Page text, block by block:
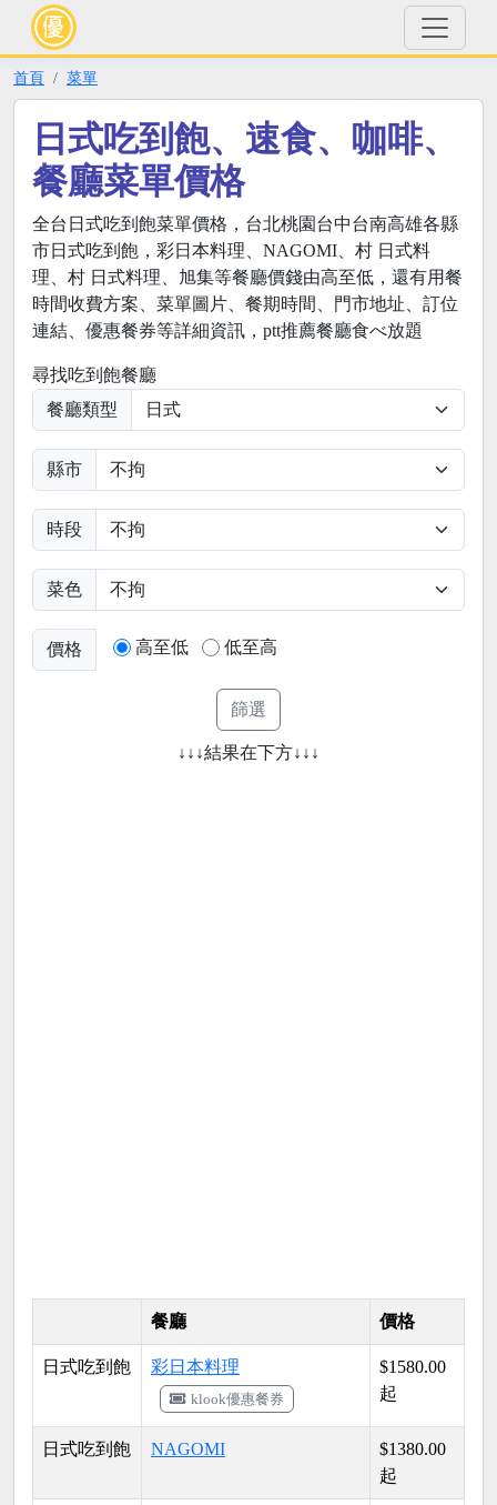
首頁 菜單
日式吃到飽、速食、咖啡、
餐廳菜單價格
全台日式吃到飽菜單價格，台北桃園台中台南高雄各縣
市日式吃到飽，彩日本料理、NAGOMI、村 日式料
理、村 日式料理、旭集等餐廳價錢由高至低，還有用餐
時間收費方案、菜單圖片、餐期時間、門市地址、訂位
連結、優惠餐券等詳細資訊，ptt推薦餐廳食べ放題
尋找吃到飽餐廳
餐廳類型
縣市
時段
菜色
價格 高至低 低至高
↓↓↓結果在下方↓↓↓
餐廳 價格
日式吃到飽 彩日本料理
klook優惠餐券
$1580.00
起
日式吃到飽 NAGOMI
$1380.00
起